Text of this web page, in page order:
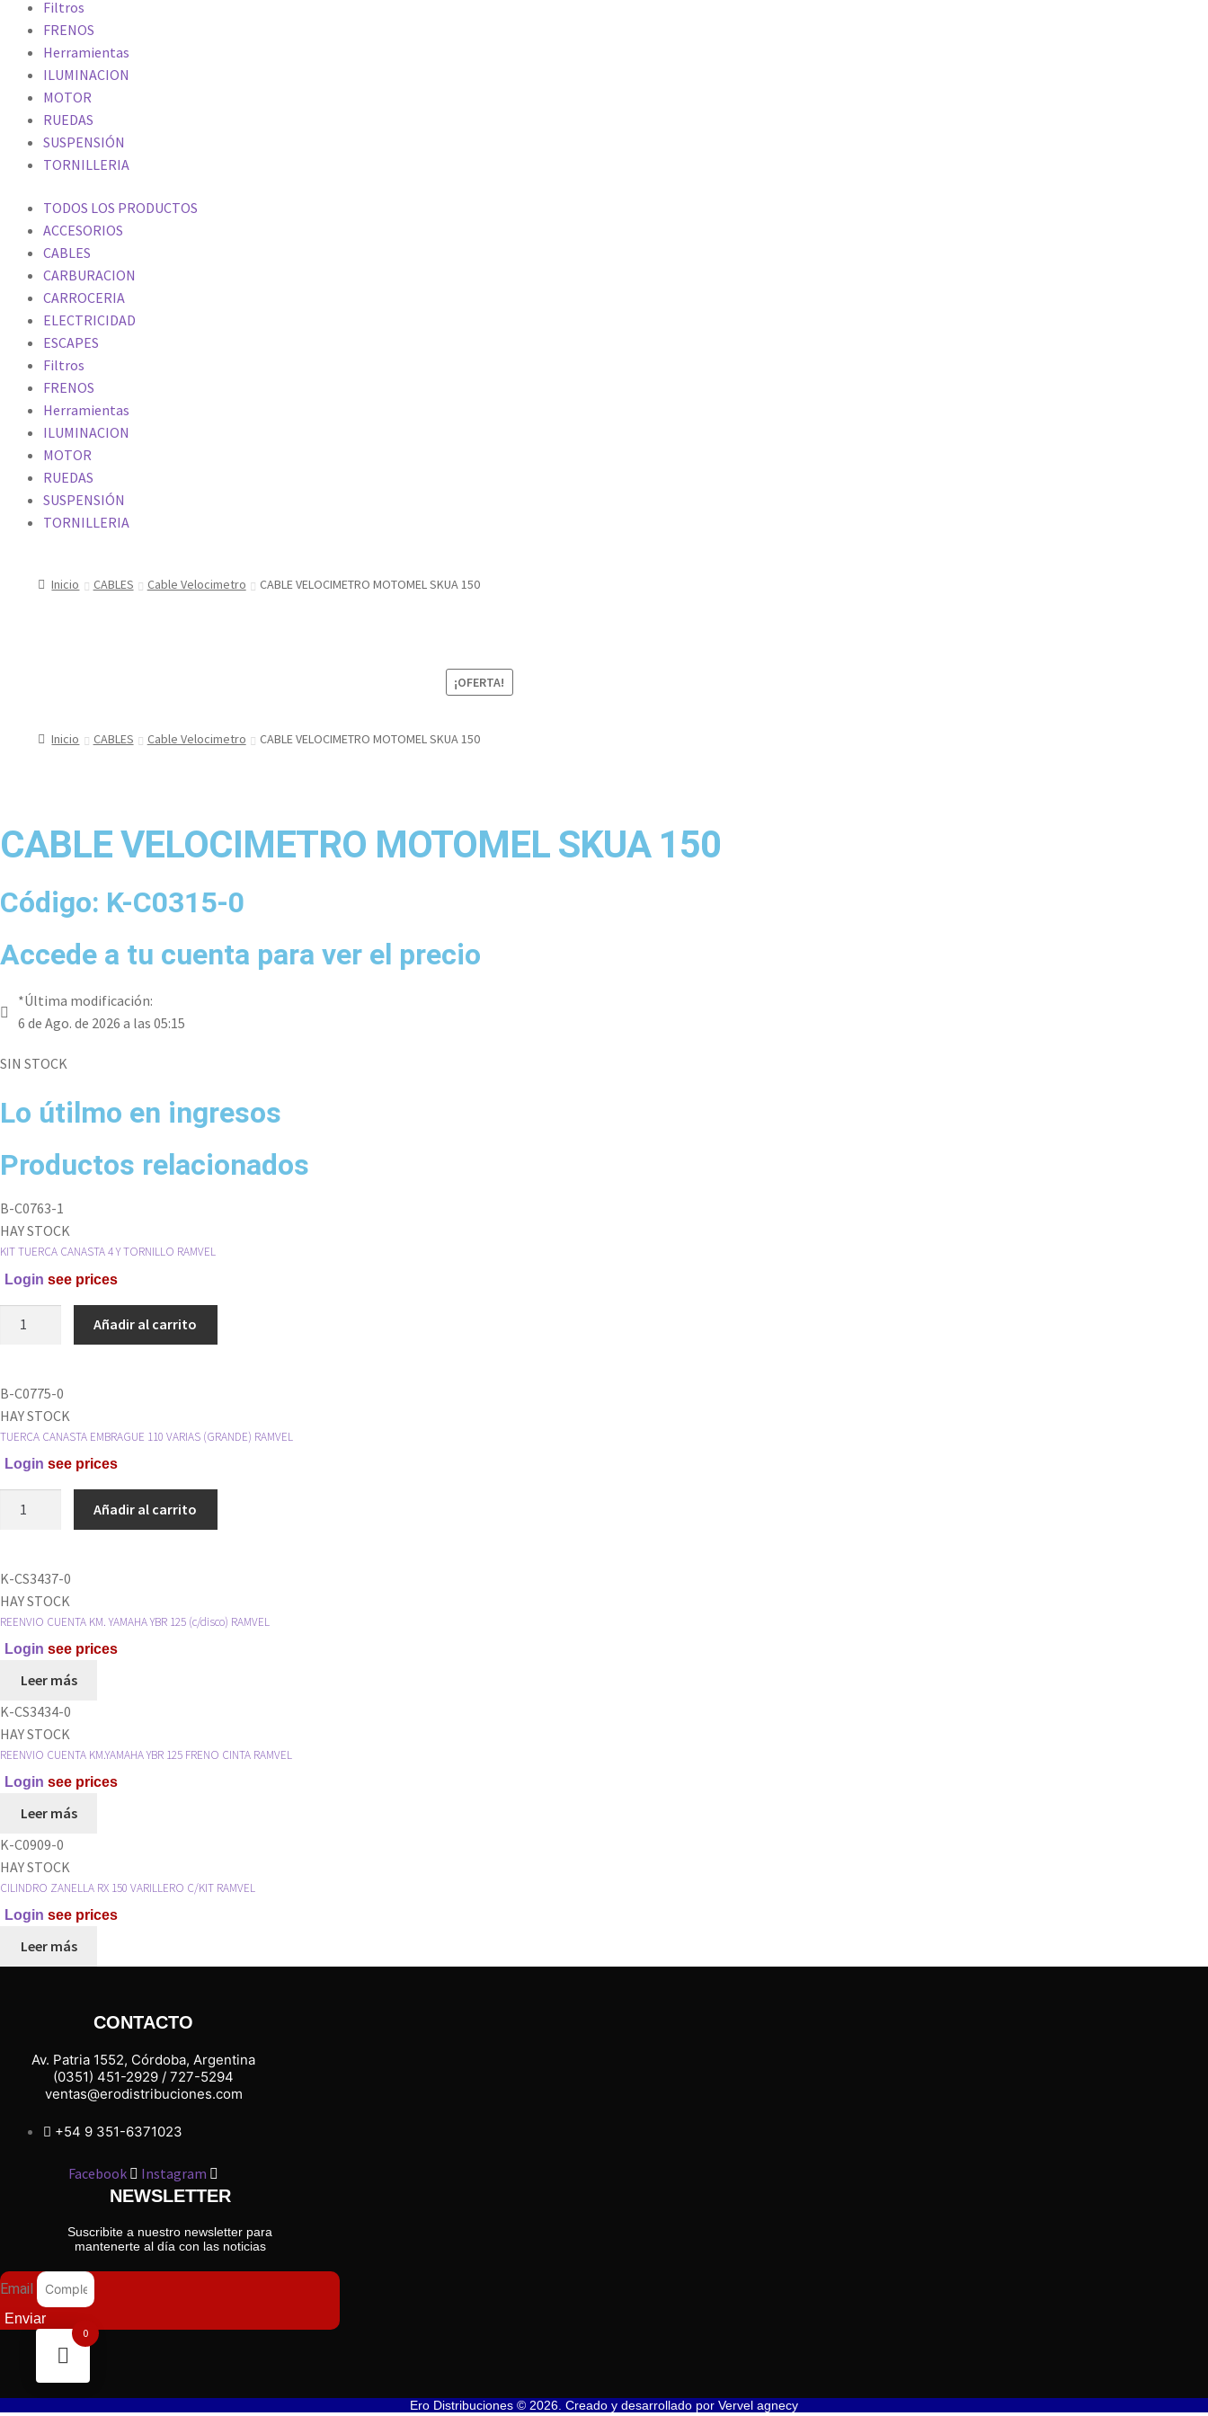
Filtros
FRENOS
Herramientas
ILUMINACION
MOTOR
RUEDAS
SUSPENSIÓN
TORNILLERIA
TODOS LOS PRODUCTOS
ACCESORIOS
CABLES
CARBURACION
CARROCERIA
ELECTRICIDAD
ESCAPES
Filtros
FRENOS
Herramientas
ILUMINACION
MOTOR
RUEDAS
SUSPENSIÓN
TORNILLERIA
Inicio CABLES Cable Velocimetro CABLE VELOCIMETRO MOTOMEL SKUA 150
¡OFERTA!
Inicio CABLES Cable Velocimetro CABLE VELOCIMETRO MOTOMEL SKUA 150
CABLE VELOCIMETRO MOTOMEL SKUA 150
Código: K-C0315-0
Accede a tu cuenta para ver el precio
*Última modificación:
6 de Ago. de 2026 a las 05:15
SIN STOCK
Lo útilmo en ingresos
Productos relacionados
B-C0763-1
HAY STOCK
KIT TUERCA CANASTA 4 Y TORNILLO RAMVEL
Login see prices
Y
TORNILLO
cantidad
Añadir al carrito
B-C0775-0
HAY STOCK
TUERCA CANASTA EMBRAGUE 110 VARIAS (GRANDE) RAMVEL
Login see prices
VARIAS
(GRANDE)
cantidad
Añadir al carrito
K-CS3437-0
HAY STOCK
REENVIO CUENTA KM. YAMAHA YBR 125 (c/disco) RAMVEL
Login see prices
Leer más
K-CS3434-0
HAY STOCK
REENVIO CUENTA KM.YAMAHA YBR 125 FRENO CINTA RAMVEL
Login see prices
Leer más
K-C0909-0
HAY STOCK
CILINDRO ZANELLA RX 150 VARILLERO C/KIT RAMVEL
Login see prices
Leer más
CONTACTO
Av. Patria 1552, Córdoba, Argentina
(0351) 451-2929 / 727-5294
ventas@erodistribuciones.com
+54 9 351-6371023
Facebook Instagram
NEWSLETTER
Suscribite a nuestro newsletter para
mantenerte al día con las noticias
Email
Enviar
Ero Distribuciones © 2026. Creado y desarrollado por Vervel agnecy
0